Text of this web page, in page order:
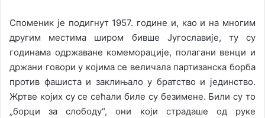
Споменик је подигнут 1957. године и, као и на многим
другим местима широм бивше Југославије, ту су
годинама одржаване комеморације, полагани венци и
држани говори у којима се величала партизанска борба
против фашиста и заклињало у братство и јединство.
Жртве којих су се сећали биле су безимене. Били су то
„борци за слободу“, они који страдаше од руке